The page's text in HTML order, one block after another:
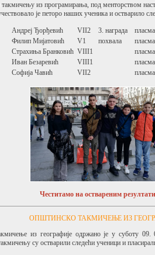
из програмирања, под менторством
је петоро наших ученика и остварило
Андреј Ђорђевић VII2 3. награда
Филип Мијатовић
V1 похвала
Страхиња Бранковић VIII1
Иван Безаревић
VIII1
Софија Чавић
VII2
Честитамо на оствареним
ОПШТИНСКО ТАКМИЧЕЊЕ ИЗ
из географије одржано је у суботу 09.
су остварили следећи ученици и